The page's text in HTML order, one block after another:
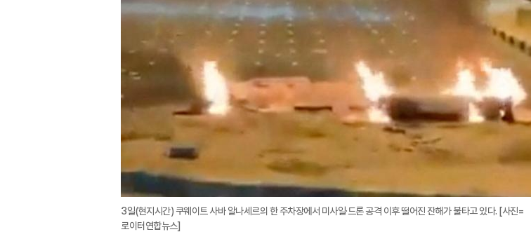
3일(현지시간) 쿠웨이트 사바 알나세르의 한 주차장에서 미사일·드론 공격 이후 떨어진 잔해가 불타고 있다. [사진=
로이터연합뉴스]